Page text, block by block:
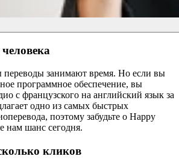
переводы занимают время. Но если вы
программное обеспечение, вы
с французского на английский язык за
одно из самых быстрых
поэтому забудьте о Happy
нам шанс сегодня.
кликов